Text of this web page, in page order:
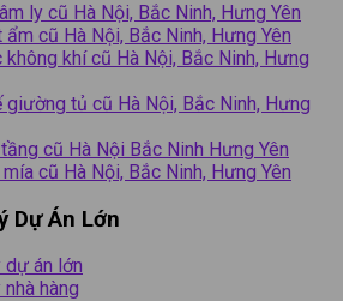
ly cũ Hà Nội, Bắc Ninh, Hưng Yên
ẩm cũ Hà Nội, Bắc Ninh, Hưng Yên
không khí cũ Hà Nội, Bắc Ninh, Hưng
giường tủ cũ Hà Nội, Bắc Ninh, Hưng
cũ Hà Nội Bắc Ninh Hưng Yên
cũ Hà Nội, Bắc Ninh, Hưng Yên
Dự Án Lớn
dự án lớn
hàng